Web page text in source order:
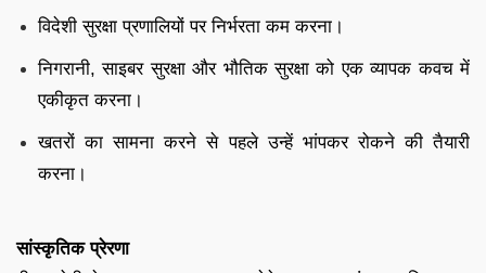
विदेशी सुरक्षा प्रणालियों पर निर्भरता कम करना।
निगरानी, साइबर सुरक्षा और भौतिक सुरक्षा को एक व्यापक कवच में
एकीकृत करना।
खतरों का सामना करने से पहले उन्हें भांपकर रोकने की तैयारी
करना।
सांस्कृतिक प्रेरणा